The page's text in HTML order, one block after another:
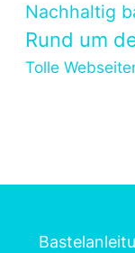
Nachhaltig
Rund um
Tolle